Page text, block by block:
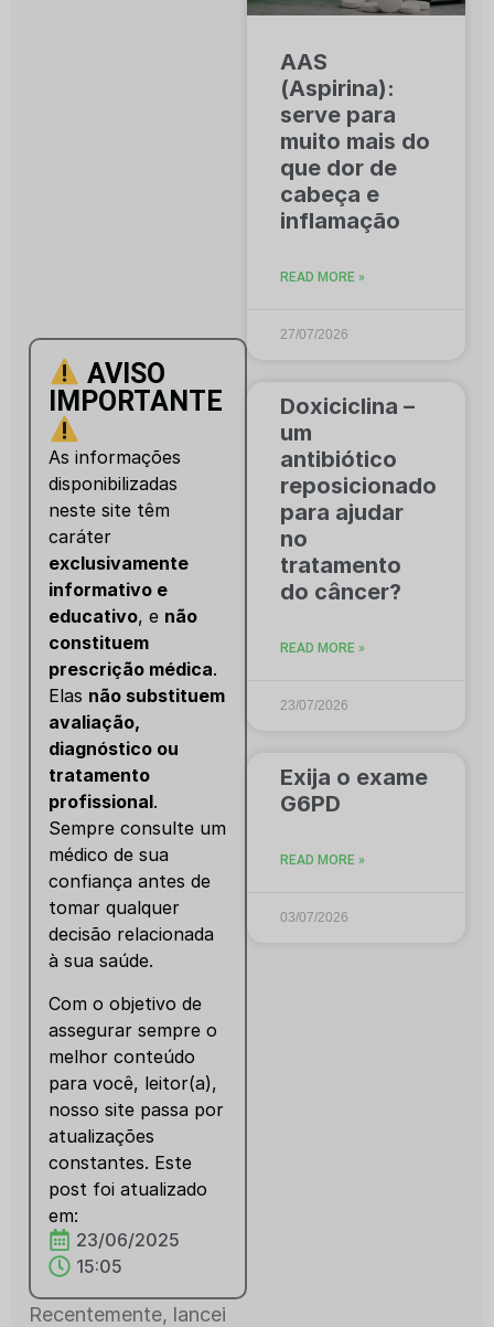
AVISO
IMPORTANTE
As informações
disponibilizadas
neste site têm
caráter
exclusivamente
informativo e
educativo, e não
constituem
prescrição médica.
Elas não substituem
avaliação,
diagnóstico ou
tratamento
profissional.
Sempre consulte um
médico de sua
confiança antes de
tomar qualquer
decisão relacionada
à sua saúde.
Com o objetivo de
assegurar sempre o
melhor conteúdo
para você, leitor(a),
nosso site passa por
atualizações
constantes. Este
post foi atualizado
em:
23/06/2025
15:05
Recentemente, lancei
AAS
(Aspirina):
serve para
muito mais do
que dor de
cabeça e
inflamação
READ MORE »
27/07/2026
Doxiciclina –
um
antibiótico
reposicionado
para ajudar
no
tratamento
do câncer?
READ MORE »
23/07/2026
Exija o exame
G6PD
READ MORE »
03/07/2026